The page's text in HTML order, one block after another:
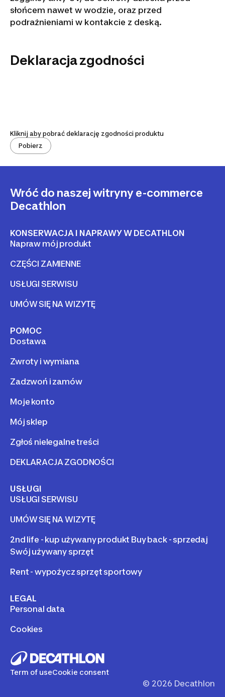
słońcem nawet w wodzie, oraz przed
podrażnieniami w kontakcie z deską.
Deklaracja zgodności
Kliknij aby pobrać deklarację zgodności produktu
Pobierz
Wróć do naszej witryny e-commerce
Decathlon
KONSERWACJA I NAPRAWY W DECATHLON
Napraw mój produkt
CZĘŚCI ZAMIENNE
USŁUGI SERWISU
UMÓW SIĘ NA WIZYTĘ
POMOC
Dostawa
Zwroty i wymiana
Zadzwoń i zamów
Moje konto
Mój sklep
Zgłoś nielegalne treści
DEKLARACJA ZGODNOŚCI
USŁUGI
USŁUGI SERWISU
UMÓW SIĘ NA WIZYTĘ
2nd life - kup używany produkt Buy back - sprzedaj
Swój używany sprzęt
Rent - wypożycz sprzęt sportowy
LEGAL
Personal data
Cookies
Term of useCookie consent
© 2026 Decathlon